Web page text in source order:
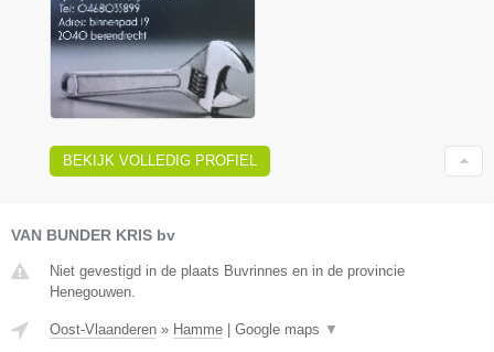
BEKIJK VOLLEDIG PROFIEL
VAN BUNDER KRIS bv
Niet gevestigd in de plaats Buvrinnes en in de provincie
Henegouwen.
Oost-Vlaanderen » Hamme Google maps ▼